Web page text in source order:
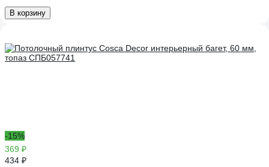
В корзину
-15%
369 ₽
434 ₽